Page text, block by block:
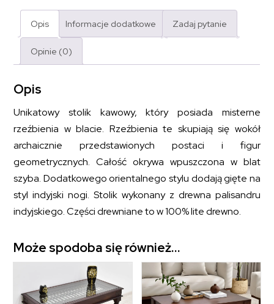
indyjski
nogi
rzeźbiona
ciemny
brąz
Opis Informacje dodatkowe Zadaj pytanie
Opinie (0)
Opis
Unikatowy stolik kawowy, który posiada misterne
rzeźbienia w blacie. Rzeźbienia te skupiają się wokół
archaicznie przedstawionych postaci i figur
geometrycznych. Całość okrywa wpuszczona w blat
szyba. Dodatkowego orientalnego stylu dodają gięte na
styl indyjski nogi. Stolik wykonany z drewna palisandru
indyjskiego. Części drewniane to w 100% lite drewno.
Może spodoba się również…